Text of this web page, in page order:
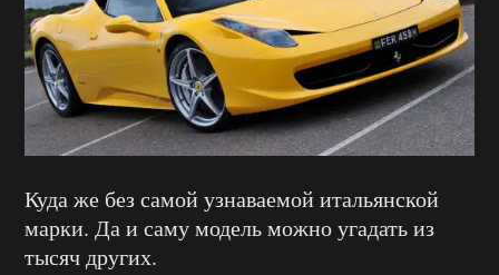
Куда же без самой узнаваемой итальянской
марки. Да и саму модель можно угадать из
тысяч других.